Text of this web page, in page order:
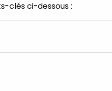
clés ci-dessous :